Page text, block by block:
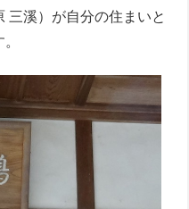
三溪）が自分の住まいと
。